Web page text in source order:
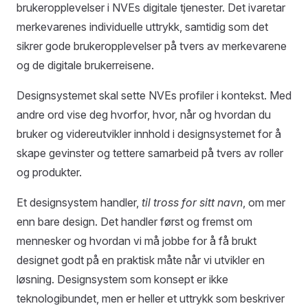
brukeropplevelser i NVEs digitale tjenester. Det ivaretar
merkevarenes individuelle uttrykk, samtidig som det
sikrer gode brukeropplevelser på tvers av merkevarene
og de digitale brukerreisene.
Designsystemet skal sette NVEs profiler i kontekst. Med
andre ord vise deg hvorfor, hvor, når og hvordan du
bruker og videreutvikler innhold i designsystemet for å
skape gevinster og tettere samarbeid på tvers av roller
og produkter.
Et designsystem handler, til tross for sitt navn, om mer
enn bare design. Det handler først og fremst om
mennesker og hvordan vi må jobbe for å få brukt
designet godt på en praktisk måte når vi utvikler en
løsning. Designsystem som konsept er ikke
teknologibundet, men er heller et uttrykk som beskriver